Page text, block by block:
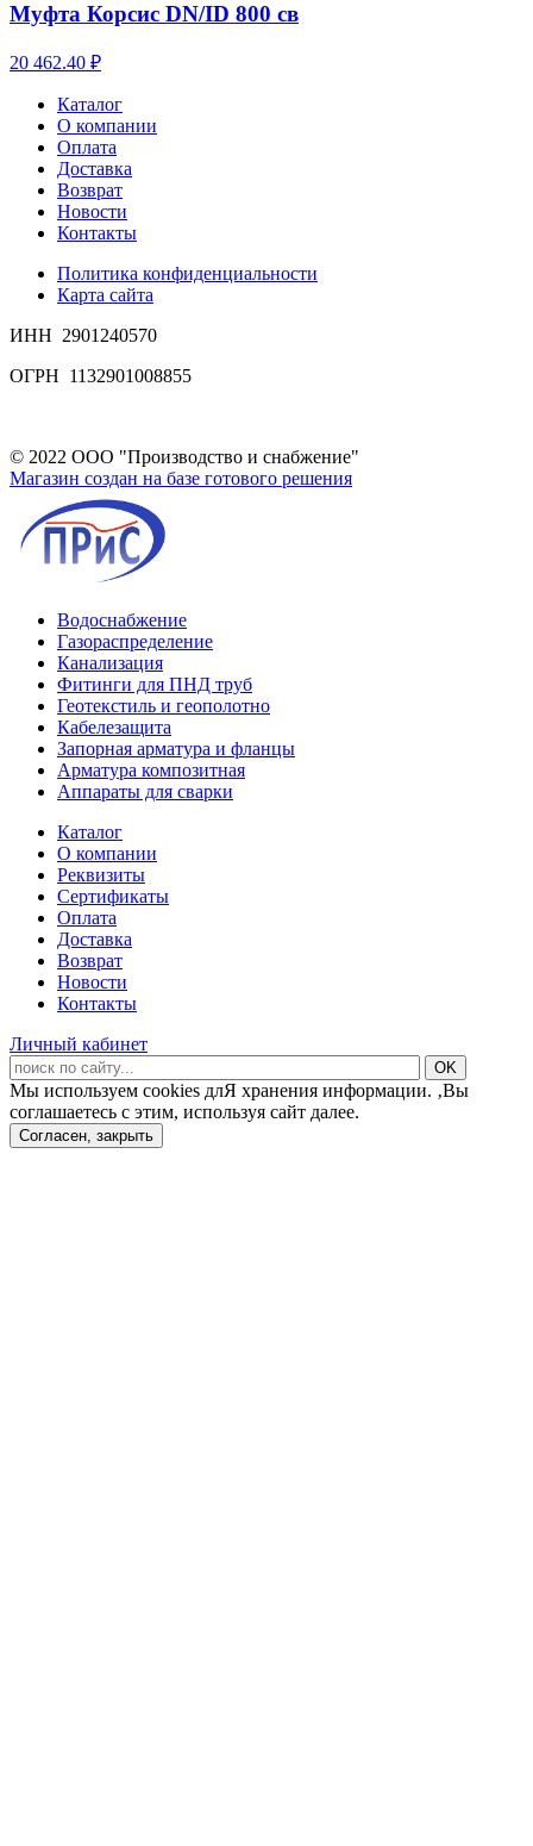
Муфта Корсис DN/ID 800 св
20 462.40 ₽
Каталог
О компании
Оплата
Доставка
Возврат
Новости
Контакты
Политика конфиденциальности
Карта сайта
ИНН 2901240570
ОГРН 1132901008855
© 2022 ООО "Производство и снабжение"
Магазин создан на базе готового решения
Водоснабжение
Газораспределение
Канализация
Фитинги для ПНД труб
Геотекстиль и геополотно
Кабелезащита
Запорная арматура и фланцы
Арматура композитная
Аппараты для сварки
Каталог
О компании
Реквизиты
Сертификаты
Оплата
Доставка
Возврат
Новости
Контакты
Личный кабинет
Мы используем cookies длЯ хранения информации. ‚Вы
соглашаетесь с этим, используя сайт далее.
Согласен, закрыть